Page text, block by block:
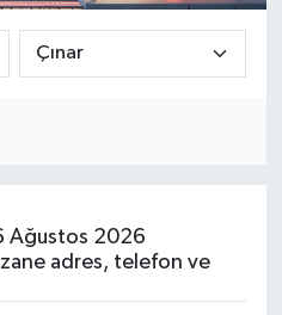
Ağustos 2026
adres, telefon ve